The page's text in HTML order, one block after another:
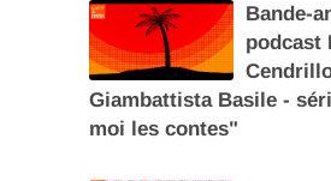
Bande-
podcast
Giambattista Basile -
moi les contes"